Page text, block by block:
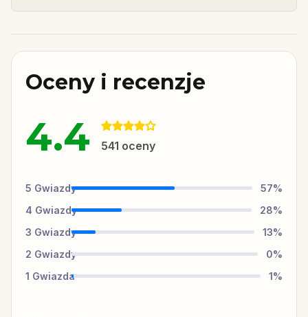
Oceny i recenzje
4.4 541 oceny
5 Gwiazdy 57%
4 Gwiazdy 28%
3 Gwiazdy 13%
2 Gwiazdy 0%
1 Gwiazda 1%